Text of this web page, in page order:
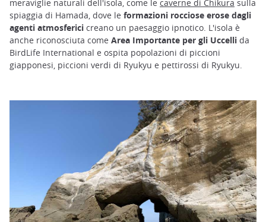
meraviglie naturali dell'isola, come le caverne di Chikura sulla
spiaggia di Hamada, dove le formazioni rocciose erose dagli
agenti atmosferici creano un paesaggio ipnotico. L'isola è
anche riconosciuta come Area Importante per gli Uccelli da
BirdLife International e ospita popolazioni di piccioni
giapponesi, piccioni verdi di Ryukyu e pettirossi di Ryukyu.